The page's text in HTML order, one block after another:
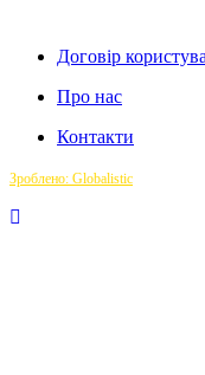
Договір
Про нас
Контакти
Зроблено: Globalistic